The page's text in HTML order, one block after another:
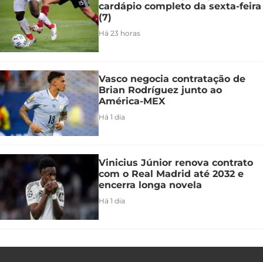
cardápio completo da sexta-feira
(7)
Há 23 horas
Vasco negocia contratação de
Brian Rodríguez junto ao
América-MEX
Há 1 dia
Vinicius Júnior renova contrato
com o Real Madrid até 2032 e
encerra longa novela
Há 1 dia